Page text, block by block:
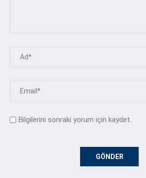
Bilgilerini sonraki yorum için kaydet.